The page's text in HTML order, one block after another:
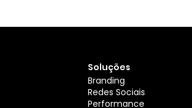
Soluções
Branding
Redes Sociais
Performance